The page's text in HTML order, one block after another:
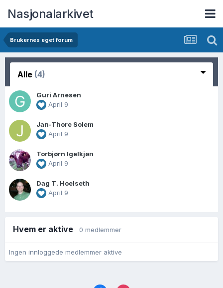
Nasjonalarkivet
Brukernes eget forum
Alle (4)
Guri Arnesen
April 9
Jan-Thore Solem
April 9
Torbjørn Igelkjøn
April 9
Dag T. Hoelseth
April 9
Hvem er aktive 0 medlemmer
Ingen innloggede medlemmer aktive